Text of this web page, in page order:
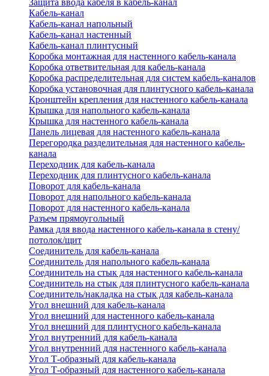
Защита ввода кабеля в кабель-канал
Кабель-канал
Кабель-канал напольный
Кабель-канал настенный
Кабель-канал плинтусный
Коробка монтажная для настенного кабель-канала
Коробка ответвительная для кабель-канала
Коробка распределительная для систем кабель-каналов
Коробка установочная для плинтусного кабель-канала
Кронштейн крепления для настенного кабель-канала
Крышка для напольного кабель-канала
Крышка для настенного кабель-канала
Панель лицевая для настенного кабель-канала
Перегородка разделительная для настенного кабель-
канала
Переходник для кабель-канала
Переходник для плинтусного кабель-канала
Поворот для кабель-канала
Поворот для напольного кабель-канала
Поворот для настенного кабель-канала
Разъем прямоугольный
Рамка для ввода настенного кабель-канала в стену/
потолок/щит
Соединитель для кабель-канала
Соединитель для напольного кабель-канала
Соединитель на стык для настенного кабель-канала
Соединитель на стык для плинтусного кабель-канала
Соединитель/накладка на стык для кабель-канала
Угол внешний для кабель-канала
Угол внешний для настенного кабель-канала
Угол внешний для плинтусного кабель-канала
Угол внутренний для кабель-канала
Угол внутренний для настенного кабель-канала
Угол Т-образный для кабель-канала
Угол Т-образный для настенного кабель-канала